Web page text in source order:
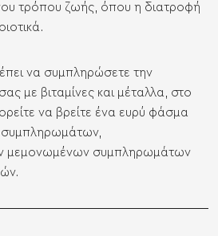
τρόπου ζωής, όπου η διατροφή
να συμπληρώσετε την
με βιταμίνες και μέταλλα, στο
να βρείτε ένα ευρύ φάσμα
συμπληρωμάτων,
μεμονωμένων συμπληρωμάτων
.